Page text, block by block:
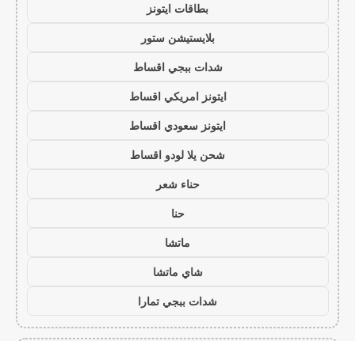
بطاقات ايتونز
بلايستيشن ستور
شدات ببجي اقساط
ايتونز امريكي اقساط
ايتونز سعودي اقساط
شحن يلا لودو اقساط
حناء شعر
حنا
ماتشا
شاي ماتشا
شدات ببجي تمارا